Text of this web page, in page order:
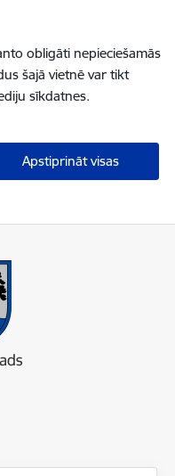
obligāti nepieciešamās
šajā vietnē var tikt
sīkdatnes.
Apstiprināt visas